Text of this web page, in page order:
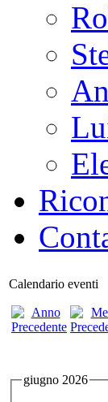
Calendario eventi
giugno 2026